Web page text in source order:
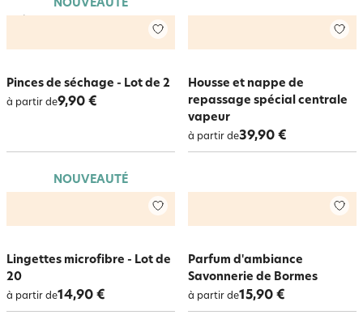
NOUVEAUTÉ
Pinces de séchage - Lot de 2
à partir de9,90 €
Housse et nappe de
repassage spécial centrale
vapeur
à partir de39,90 €
NOUVEAUTÉ
Lingettes microfibre - Lot de
20
à partir de14,90 €
Parfum d'ambiance
Savonnerie de Bormes
à partir de15,90 €